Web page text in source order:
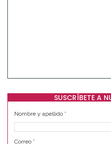
SUSCRÍBETE A
Nombre y apellido *
Correo *